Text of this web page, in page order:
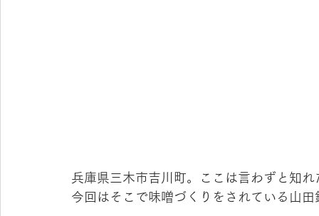
兵庫県三木市吉川町。ここは言わずと知
今回はそこで味噌づくりをされている山